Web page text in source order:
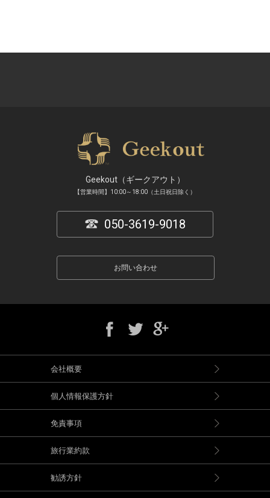
Geekout（ギークアウト）
【営業時間】10:00～18:00（土日祝日除く）
050-3619-9018
お問い合わせ
会社概要
個人情報保護方針
免責事項
旅行業約款
勧誘方針